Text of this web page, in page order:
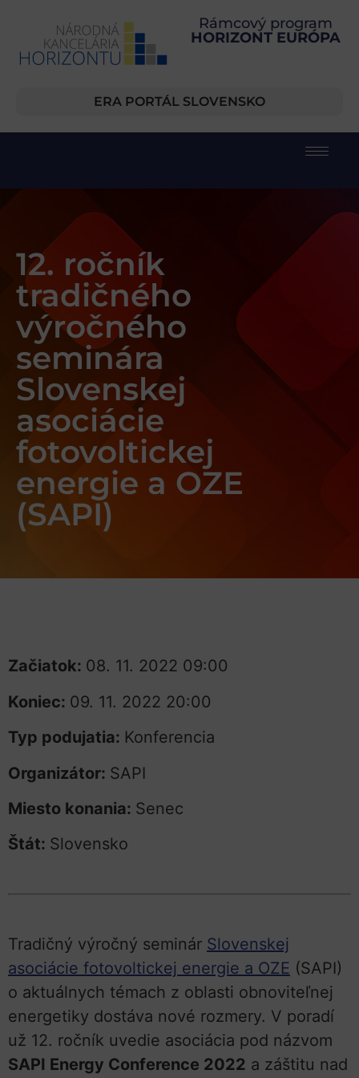
Rámcový program
HORIZONT EURÓPA
ERA PORTÁL SLOVENSKO
12. ročník
tradičného
výročného
seminára
Slovenskej
asociácie
fotovoltickej
energie a OZE
(SAPI)
Začiatok: 08. 11. 2022 09:00
Koniec: 09. 11. 2022 20:00
Typ podujatia: Konferencia
Organizátor: SAPI
Miesto konania: Senec
Štát: Slovensko
Tradičný výročný seminár Slovenskej
asociácie fotovoltickej energie a OZE (SAPI)
o aktuálnych témach z oblasti obnoviteľnej
energetiky dostáva nové rozmery. V poradí
už 12. ročník uvedie asociácia pod názvom
SAPI Energy Conference 2022 a záštitu nad